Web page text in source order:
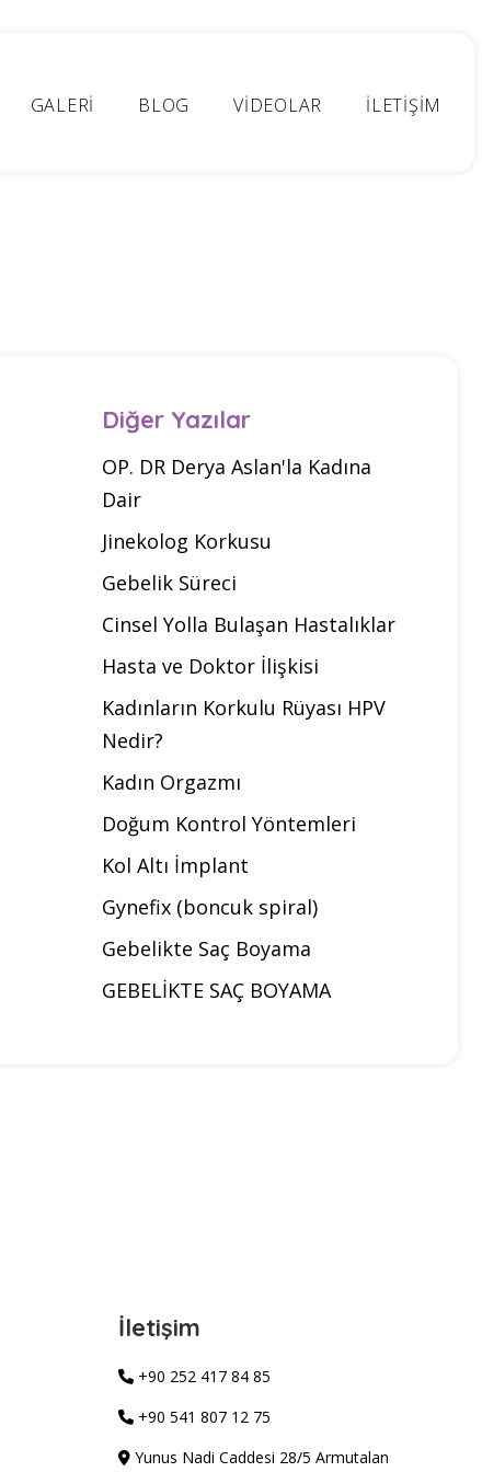
GALERİ BLOG VİDEOLAR İLETİŞİM
Diğer Yazılar
OP. DR Derya Aslan'la Kadına
Dair
Jinekolog Korkusu
Gebelik Süreci
Cinsel Yolla Bulaşan Hastalıklar
Hasta ve Doktor İlişkisi
Kadınların Korkulu Rüyası HPV
Nedir?
Kadın Orgazmı
Doğum Kontrol Yöntemleri
Kol Altı İmplant
Gynefix (boncuk spiral)
Gebelikte Saç Boyama
GEBELİKTE SAÇ BOYAMA
İletişim
+90 252 417 84 85
+90 541 807 12 75
Yunus Nadi Caddesi 28/5 Armutalan